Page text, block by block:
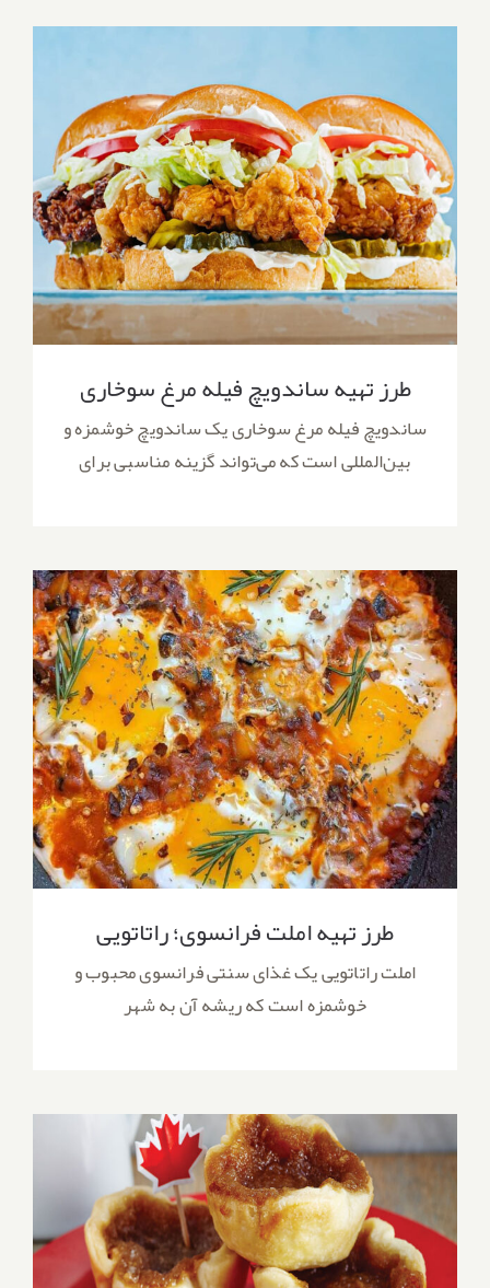
طرز تهیه ساندویچ فیله مرغ سوخاری
طرز تهیه ساندویچ فیله مرغ سوخاری
ساندویچ فیله مرغ سوخاری یک ساندویچ خوشمزه و
بین‌المللی است که می‌تواند گزینه مناسبی برای
طرز تهیه املت فرانسوی؛ راتاتویی
طرز تهیه املت فرانسوی؛ راتاتویی
املت راتاتویی یک غذای سنتی فرانسوی محبوب و
خوشمزه است که ریشه آن به شهر